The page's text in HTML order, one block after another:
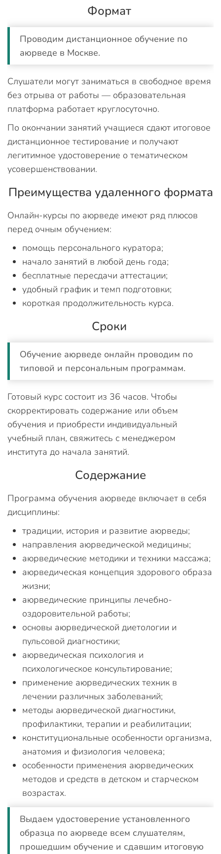
Формат
Проводим дистанционное обучение по
аюрведе в Москве.
Слушатели могут заниматься в свободное время
без отрыва от работы — образовательная
платформа работает круглосуточно.
По окончании занятий учащиеся сдают итоговое
дистанционное тестирование и получают
легитимное удостоверение о тематическом
усовершенствовании.
Преимущества удаленного формата
Онлайн-курсы по аюрведе имеют ряд плюсов
перед очным обучением:
помощь персонального куратора;
начало занятий в любой день года;
бесплатные пересдачи аттестации;
удобный график и темп подготовки;
короткая продолжительность курса.
Сроки
Обучение аюрведе онлайн проводим по
типовой и персональным программам.
Готовый курс состоит из 36 часов. Чтобы
скорректировать содержание или объем
обучения и приобрести индивидуальный
учебный план, свяжитесь с менеджером
института до начала занятий.
Содержание
Программа обучения аюрведе включает в себя
дисциплины:
традиции, история и развитие аюрведы;
направления аюрведической медицины;
аюрведические методики и техники массажа;
аюрведическая концепция здорового образа
жизни;
аюрведические принципы лечебно-
оздоровительной работы;
основы аюрведической диетологии и
пульсовой диагностики;
аюрведическая психология и
психологическое консультирование;
применение аюрведических техник в
лечении различных заболеваний;
методы аюрведической диагностики,
профилактики, терапии и реабилитации;
конституциональные особенности организма,
анатомия и физиология человека;
особенности применения аюрведических
методов и средств в детском и старческом
возрастах.
Выдаем удостоверение установленного
образца по аюрведе всем слушателям,
прошедшим обучение и сдавшим итоговую